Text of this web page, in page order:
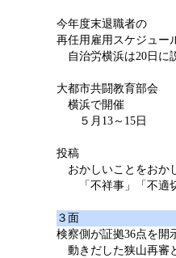
今年度末退職者の
再任用雇用スケジュー
自治労横浜は20日に
大都市共闘教育部会
横浜で開催
５月13～15日
投稿
おかしいことをおか
「不祥事」「不適
３面
検察側が証拠36点を開
動きだした狭山再審